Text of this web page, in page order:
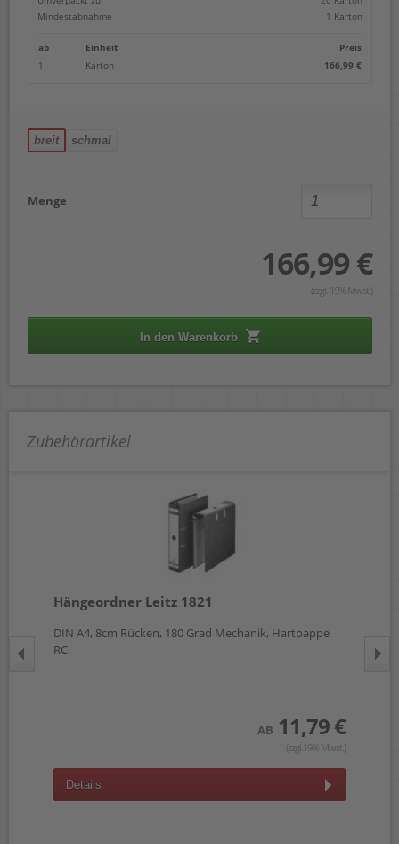
Mindestabnahme
1 Karton
ab Einheit
Preis
1
Karton 166,99 €
breit schmal
Menge
166,99 €
(zzgl. 19% Mwst.)
In den Warenkorb
Zubehörartikel
Hängeordner Leitz 1821
DIN A4, 8cm Rücken, 180 Grad Mechanik, Hartpappe
RC
AB 11,79 €
(zzgl.19% Mwst.)
Details